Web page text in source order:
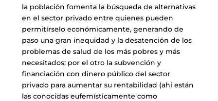
la población fomenta la búsqueda de alternativas
en el sector privado entre quienes pueden
permitírselo económicamente, generando de
paso una gran inequidad y la desatención de los
problemas de salud de los más pobres y más
necesitados; por el otro la subvención y
financiación con dinero público del sector
privado para aumentar su rentabilidad (ahí están
las conocidas eufemísticamente como